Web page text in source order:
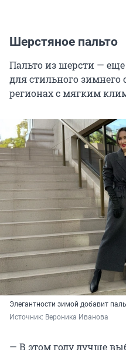
Шерстяное пальто
Пальто из шерсти —
для стильного зимнего
регионах с мягким
Элегантности зимой добавит
Источник: Вероника Иванова
— В этом году лучше